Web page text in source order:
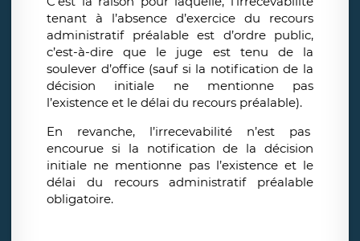
tenant à l’absence d’exercice du recours
administratif préalable est d’ordre public,
c’est-à-dire que le juge est tenu de la
soulever d’office (sauf si la notification de la
décision initiale ne mentionne pas
l’existence et le délai du recours préalable).
En revanche, l’irrecevabilité n’est pas
encourue si la notification de la décision
initiale ne mentionne pas l’existence et le
délai du recours administratif préalable
obligatoire.